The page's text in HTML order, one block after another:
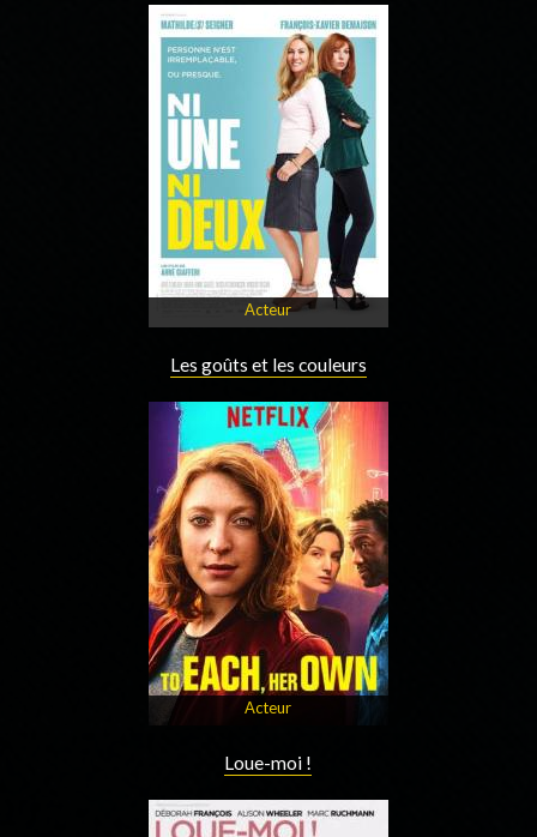
Acteur
Les goûts et les couleurs
Acteur
Loue-moi !